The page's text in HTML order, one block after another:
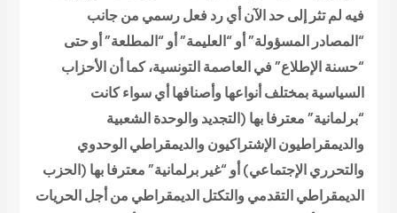
فيه لم تثر إلى حد الآن أي رد فعل رسمي من جانب
“المصادر المسؤولة” أو “العليمة” أو “المطلعة” أو حتى
“حسنة الإطلاع” في العاصمة التونسية، كما أن الأحزاب
السياسية بمختلف أنواعها وأصنافها أي سواء كانت
“برلمانية” معترفا بها (التجديد والوحدة الشعبية
والديمقراطيون الإشتراكيون والديمقراطي الوحدوي
والتحرري الإجتماعي) أو “غير برلمانية” معترفا بها (الحزب
الديمقراطي التقدمي والتكتل الديمقراطي من أجل الحريات